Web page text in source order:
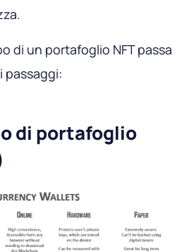
di un portafoglio NFT passa
passaggi:
di portafoglio